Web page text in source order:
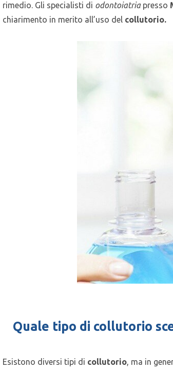
rimedio. Gli specialisti di odontoiatriapresso
chiarimento in merito all’uso del collutorio.
Quale tipo di collutorio
Esistono diversi tipi di collutorio, ma in